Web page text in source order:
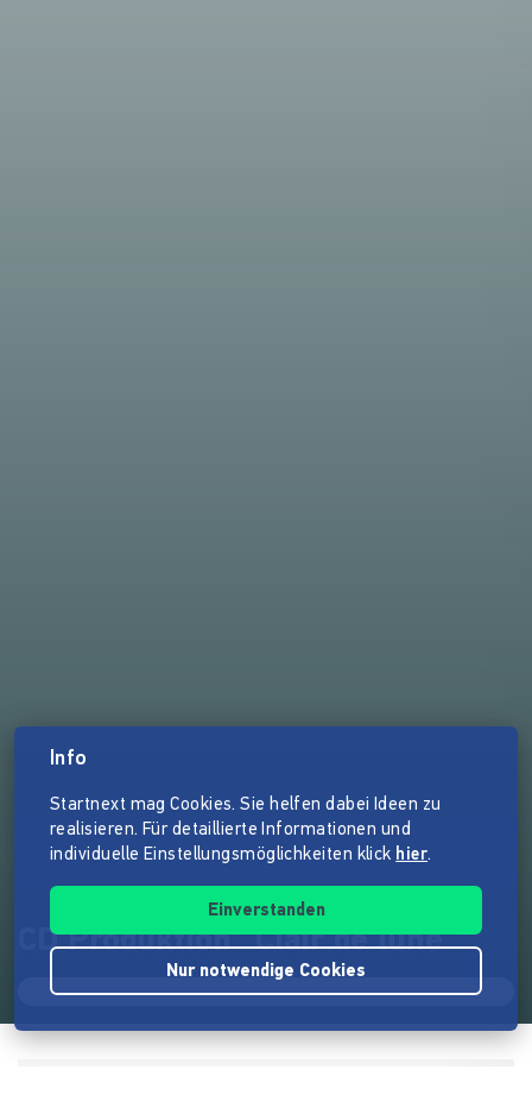
CD Produktion "Clair de lune"
Info
Startnext mag Cookies. Sie helfen dabei Ideen zu
realisieren. Für detaillierte Informationen und
individuelle Einstellungsmöglichkeiten klick hier.
Einverstanden
Nur notwendige Cookies